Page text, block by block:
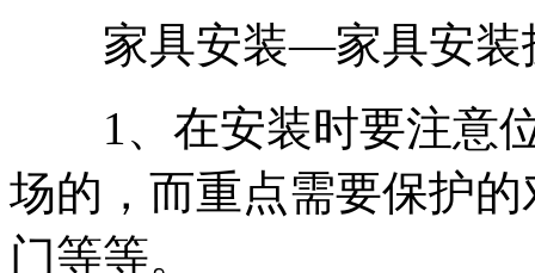
家具安装—家具安装
1、在安装时要注意位
场的，而重点需要保护
门等等。